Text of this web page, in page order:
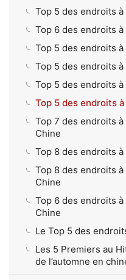
Top 5 des endroits
Top 6 des endroits
Top 5 des endroits
Top 5 des endroits
Top 5 des endroits
Top 5 des endroits
Top 7 des endroits
Chine
Top 8 des endroits
Top 8 des endroits
Chine
Top 6 des endroits
Chine
Le Top 5 des
Les 5 Premiers au
de l’automne en